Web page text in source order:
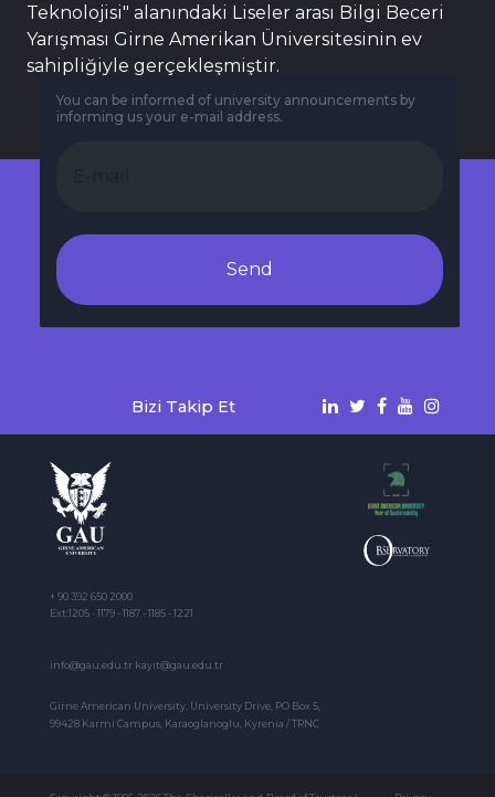
Teknolojisi" alanındaki Liseler arası Bilgi Beceri
Yarışması Girne Amerikan Üniversitesinin ev
sahipliğiyle gerçekleşmiştir.
You can be informed of university announcements by
informing us your e-mail address.
Send
Bizi Takip Et
+ 90 392 650 2000
Ext:1205 - 1179 - 1187 - 1185 - 1221
info@gau.edu.tr kayit@gau.edu.tr
Girne American University, University Drive, PO Box 5,
99428 Karmi Campus, Karaoglanoglu, Kyrenia / TRNC